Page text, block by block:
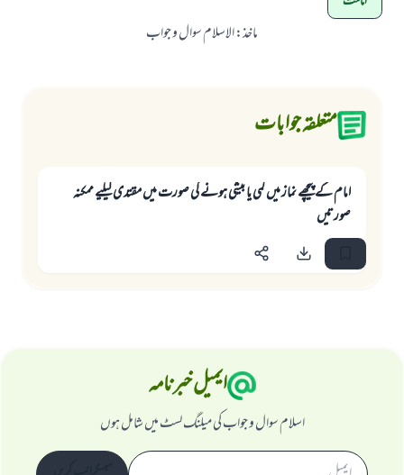
ماخذ:الاسلام سوال و جواب
متعلقہ جوابات
امام کے پیچھے نماز میں کمی یا بیشی ہونے کی صورت میں مقتدی کیلیے ممکنہ
صورتیں
ایمیل خبرنامہ
اسلام سوال و جواب کی میلنگ لسٹ میں شامل ہوں